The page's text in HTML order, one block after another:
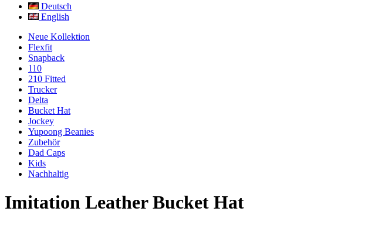
Deutsch
English
Neue Kollektion
Flexfit
Snapback
110
210 Fitted
Trucker
Delta
Bucket Hat
Jockey
Yupoong Beanies
Zubehör
Dad Caps
Kids
Nachhaltig
Imitation Leather Bucket Hat